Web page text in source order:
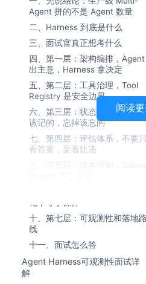
Agent 拼的不是 Agent 数量
二、Harness 到底是什么
三、面试官真正想考什么
四、第一层：架构编排，Agent
出主意，Harness 拿决定
五、第二层：工具治理，Tool
Registry 是安全边界
六、第三层：状态与记忆，记
该记的，忘掉该忘的
七、第四层：评估体系，不要只
看答案，要看轨迹
十、第七层：可观测性和落地路
线
十一、面试怎么答
Agent Harness可观测性面试详
解
Agent。
一个输入框，一个大模型，
Prompt，再配一个漂亮前端。
演示会上看起来很猛。
老板觉得：这不就是数字员
业务觉得：终于能自动干活了
研发也觉得：Planner、
解，就不知道这里有多少坑。
我最近和身边很多 做muti-
己的经验，给大家分享一下
很骨感。
阅读
Last Updated: 6/19/2026,
←多Agent通信与编排面试详
Agent